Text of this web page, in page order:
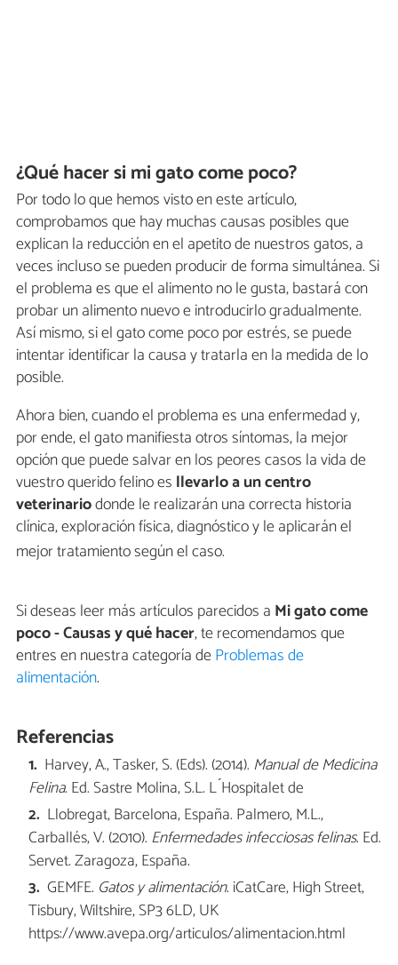
¿Qué hacer si mi gato come poco?
Por todo lo que hemos visto en este artículo,
comprobamos que hay muchas causas posibles que
explican la reducción en el apetito de nuestros gatos, a
veces incluso se pueden producir de forma simultánea. Si
el problema es que el alimento no le gusta, bastará con
probar un alimento nuevo e introducirlo gradualmente.
Así mismo, si el gato come poco por estrés, se puede
intentar identificar la causa y tratarla en la medida de lo
posible.
Ahora bien, cuando el problema es una enfermedad y,
por ende, el gato manifiesta otros síntomas, la mejor
opción que puede salvar en los peores casos la vida de
vuestro querido felino es llevarlo a un centro
veterinariodonde le realizarán una correcta historia
clínica, exploración física, diagnóstico y le aplicarán el
mejor tratamiento según el caso.
Si deseas leer más artículos parecidos a Mi gato come
poco - Causas y qué hacer, te recomendamos que
entres en nuestra categoría deProblemas de
alimentación.
Referencias
Harvey, A., Tasker, S. (Eds). (2014). Manual de Medicina
Felina. Ed. Sastre Molina, S.L. L ́Hospitalet de
Llobregat, Barcelona, España. Palmero, M.L.,
Carballés, V. (2010). Enfermedades infecciosas felinas. Ed.
Servet. Zaragoza, España.
GEMFE. Gatos y alimentación. iCatCare, High Street,
Tisbury, Wiltshire, SP3 6LD, UK
https://www.avepa.org/articulos/alimentacion.html